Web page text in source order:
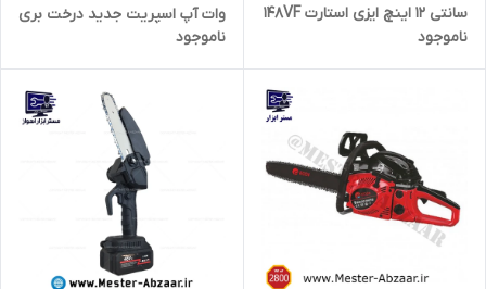
سانتی 12 اینچ ایزی استارت 148VF
برند باس با کیف آبی و زنجیر
مدل BOSS 148VF
ناموجود
وات آپ اسپریت جدید درخت بری
CS1-405
ناموجود